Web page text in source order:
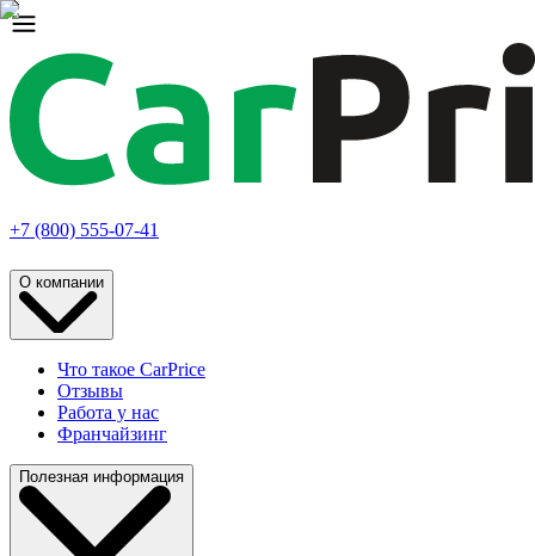
+7 (800) 555-07-41
О компании
Что такое CarPrice
Отзывы
Работа у нас
Франчайзинг
Полезная информация